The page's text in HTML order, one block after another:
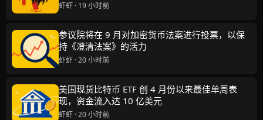
虾虾 · 19 小时前
参议院将在 9 月对加密货币法案进行投票，以保
持《澄清法案》的活力
虾虾 · 20 小时前
美国现货比特币 ETF 创 4 月份以来最佳单周表
现，资金流入达 10 亿美元
虾虾 · 20 小时前